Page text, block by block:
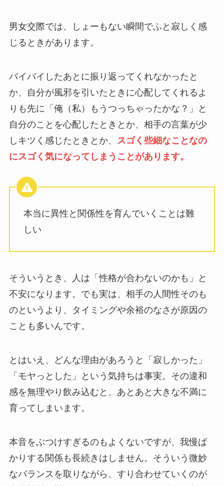
男女交際では、しょーもない瞬間でふと寂しく感
じるときがあります。
バイバイしたあとに振り返ってくれなかったと
か、自分が風邪を引いたときに心配してくれるよ
りも先に「俺（私）もうつっちゃったかな？」と
自分のことを心配したときとか、相手の言葉が少
しキツく感じたときとか、
スゴく些細なことなの
にスゴく気になってしまうことがあります。
本当に異性と関係性を育んでいくことは難
しい
そういうとき、人は「性格が合わないのかも」と
不安になります。でも実は、相手の人間性そのも
のというより、タイミングや余裕のなさが原因の
ことも多いんです。
とはいえ、どんな理由があろうと「寂しかった」
「モヤっとした」という気持ちは事実。その違和
感を無理やり飲み込むと、あとあと大きな不満に
育ってしまいます。
本音をぶつけすぎるのもよくないですが、我慢ば
かりする関係も長続きはしません。そういう微妙
なバランスを取りながら、すり合わせていくのが